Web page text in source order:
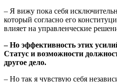
– Я вижу пока себя
который согласно его
влияет на управленческие
– Но эффективность этих
Статус и возможности
другое дело.
– Но так я чувствую себя